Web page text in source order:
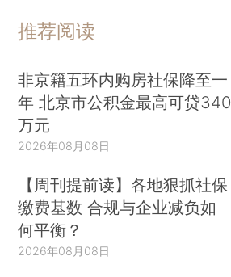
推荐阅读
非京籍五环内购房社保降至一
年 北京市公积金最高可贷340
万元
2026年08月08日
【周刊提前读】各地狠抓社保
缴费基数 合规与企业减负如
何平衡？
2026年08月08日